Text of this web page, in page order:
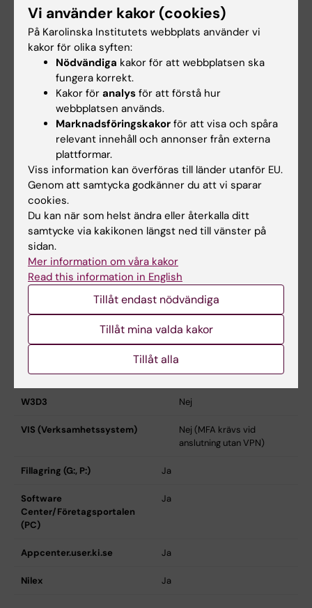
Tjänst kräver VPN? Ja Nej
Webbmejl/Office.com
OneDrive Nej
Microsoft Teams Nej
Skype for Business Nej
Self Service (Mac)
Canvas
Ladok på webb Nej
Primula på webben
ELN
Drupal, utbildningsmiljö Nej
IDAC Nej
UBW web Nej*
W3D3 Nej
VIS (Verksamhetssystem)
Nej (MFA krävs vid
anslutning utan VPN)
Fillagring (G:, P:) Ja
Software
Center/Företagsportalen
(PC)
Ja
Appcenter.user.ki.se Ja
Nilex Ja
Vi använder kakor (cookies)
På Karolinska Institutets webbplats använder vi
kakor för olika syften:
Nödvändiga kakor för att webbplatsen ska
fungera korrekt.
Kakor för analys för att förstå hur
webbplatsen används.
Marknadsföringskakor för att visa och spåra
relevant innehåll och annonser från externa
plattformar.
Viss information kan överföras till länder utanför EU.
Genom att samtycka godkänner du att vi sparar
cookies.
Du kan när som helst ändra eller återkalla ditt
samtycke via kakikonen längst ned till vänster på
sidan.
Mer information om våra kakor
Read this information in English
Tillåt endast nödvändiga
Tillåt mina valda kakor
Tillåt alla